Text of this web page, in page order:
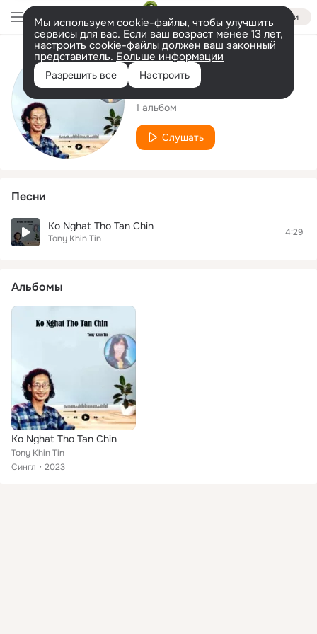
Войти
Мы используем cookie-файлы, чтобы улучшить
сервисы для вас. Если ваш возраст менее 13 лет,
настроить cookie-файлы должен ваш законный
представитель. Больше информации
Разрешить все Настроить
Исполнитель
Tony Khin Tin
1 альбом
Слушать
Песни
Ko Nghat Tho Tan Chin
Tony Khin Tin
4:29
Альбомы
Ko Nghat Tho Tan Chin
Tony Khin Tin
Сингл
2023